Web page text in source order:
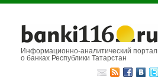
Информационно-аналитический портал
о банках Республики Татарстан